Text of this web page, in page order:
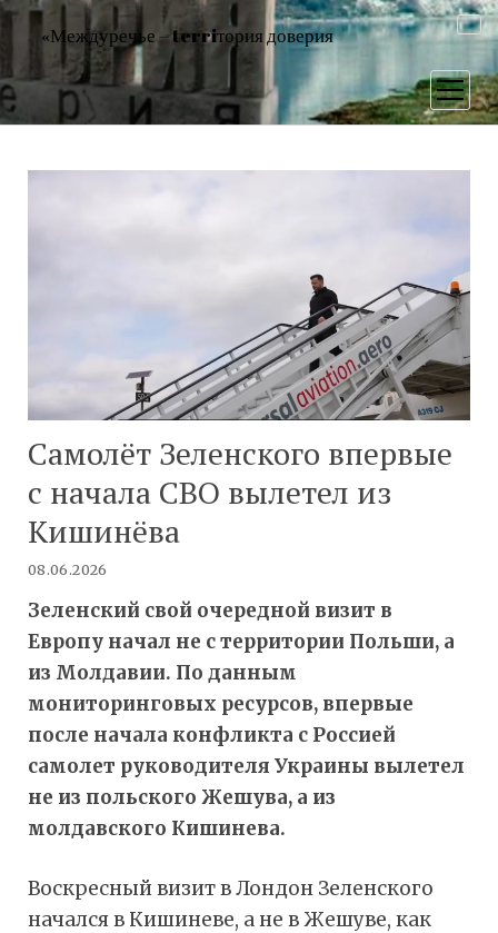
«Междуречье – terriтория доверия
меню
Самолёт Зеленского впервые
с начала СВО вылетел из
Кишинёва
08.06.2026
Зеленский свой очередной визит в
Европу начал не с территории Польши, а
из Молдавии. По данным
мониторинговых ресурсов, впервые
после начала конфликта с Россией
самолет руководителя Украины вылетел
не из польского Жешува, а из
молдавского Кишинева.
Воскресный визит в Лондон Зеленского
начался в Кишиневе, а не в Жешуве, как